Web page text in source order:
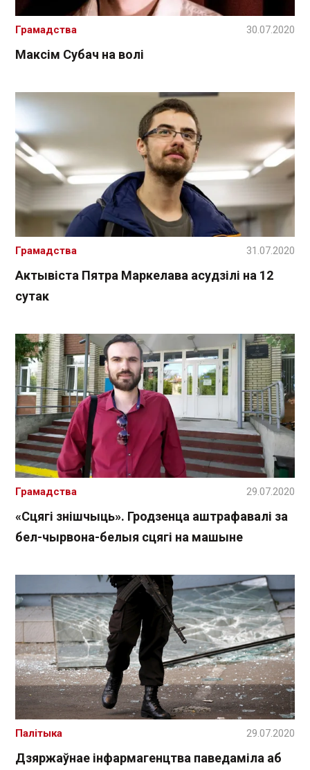
Максім Субач на волі
Грамадства 30.07.2020
Актывіста Пятра Маркелава асудзілі на 12
сутак
Грамадства 31.07.2020
«Сцягі знішчыць». Гродзенца аштрафавалі за
бел-чырвона-белыя сцягі на машыне
Грамадства 29.07.2020
Дзяржаўнае інфармагенцтва паведаміла аб
Палітыка 29.07.2020